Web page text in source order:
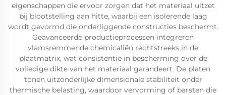
eigenschappen die ervoor zorgen dat het materiaal uitzet
bij blootstelling aan hitte, waarbij een isolerende laag
wordt gevormd die onderliggende constructies beschermt.
Geavanceerde productieprocessen integreren
vlamsremmende chemicaliën rechtstreeks in de
plaatmatrix, wat consistentie in bescherming over de
volledige dikte van het materiaal garandeert. De platen
tonen uitzonderlijke dimensionale stabiliteit onder
thermische belasting, waardoor vervorming of barsten die